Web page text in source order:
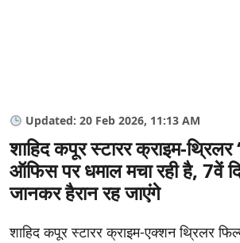
Updated: 20 Feb 2026, 11:13 AM
शाहिद कपूर स्टारर क्राइम-थ्रिलर
ऑफिस पर धमाल मचा रही है, 7वें
जानकर हैरान रह जाएंगे
शाहिद कपूर स्टारर क्राइम-एक्शन थ्रिलर